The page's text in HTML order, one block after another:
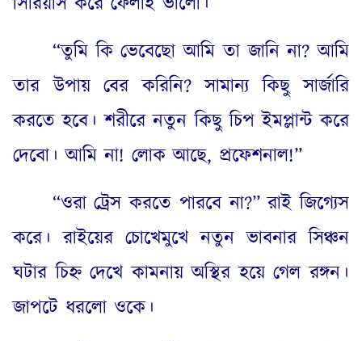
“তুমি কি ভেবেছো আমি তা জানি না?আমি
তার উপায় বের করিনি?সামান্য কিছু সার্জারি
করতে হবে। শরীরে নতুন কিছু চিপ ইমপ্লান্ট করে
দেবো। আমি না! লোক আছে, প্রফেশনাল!”
“ওরা ট্রেস করতে পারবে না?”রাই জিগ্যেস
করে। রাইয়ের চোখেমুখে নতুন ভাবনার সিঞ্চন
ঘটার চিহ্ন দেখে কামনায় অস্থির হয়ে গেল রঙ্গন।
জাপটে ধরলো ওকে।